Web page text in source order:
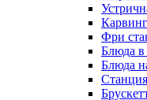
Фри
Блюда в
Блюда